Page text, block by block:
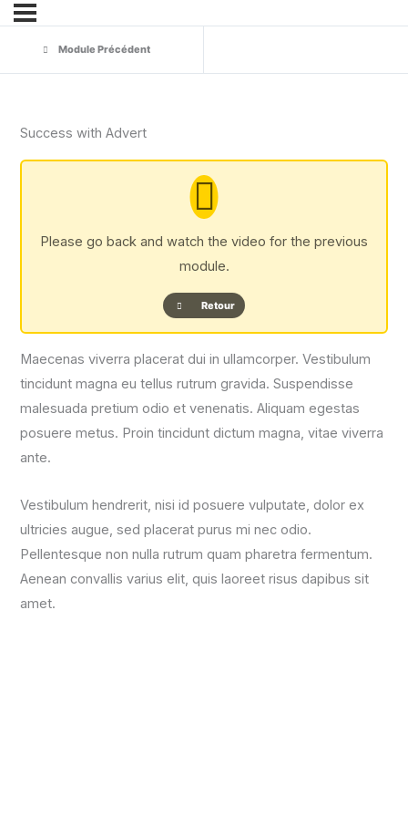
Module Précédent
Success with Advert
Please go back and watch the video for the previous
module.
Retour
Maecenas viverra placerat dui in ullamcorper. Vestibulum
tincidunt magna eu tellus rutrum gravida. Suspendisse
malesuada pretium odio et venenatis. Aliquam egestas
posuere metus. Proin tincidunt dictum magna, vitae viverra
ante.
Vestibulum hendrerit, nisi id posuere vulputate, dolor ex
ultricies augue, sed placerat purus mi nec odio.
Pellentesque non nulla rutrum quam pharetra fermentum.
Aenean convallis varius elit, quis laoreet risus dapibus sit
amet.